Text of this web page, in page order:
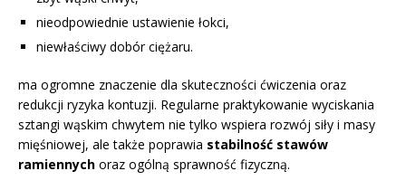
nieodpowiednie ustawienie łokci,
niewłaściwy dobór ciężaru.
ma ogromne znaczenie dla skuteczności ćwiczenia oraz
redukcji ryzyka kontuzji. Regularne praktykowanie wyciskania
sztangi wąskim chwytem nie tylko wspiera rozwój siły i masy
mięśniowej, ale także poprawia stabilność stawów
ramiennych oraz ogólną sprawność fizyczną.